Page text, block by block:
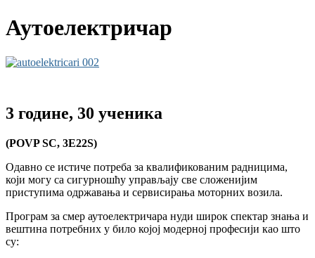
Аутоелектричар
3 године, 30 ученика
(POVP SC, 3E22S)
Одавно се истиче потреба за квалификованим радницима,
који могу са сигурношћу управљају све сложенијим
приступима одржавања и сервисирања моторних возила.
Програм за смер аутоелектричара нуди широк спектар знања и
вештина потребних у било којој модерној професији као што
су: